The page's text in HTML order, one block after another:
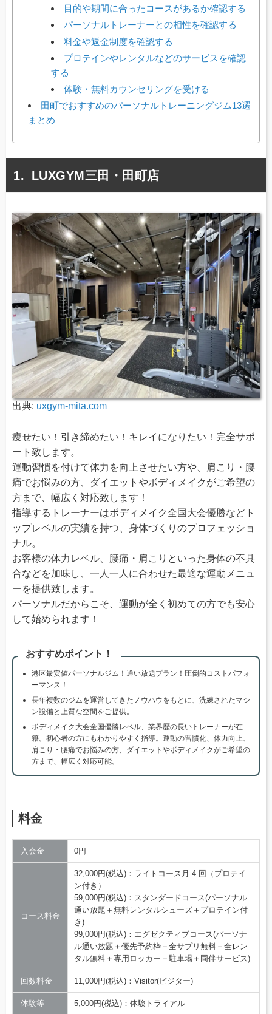
目的や期間に合ったコースがあるか確認する
パーソナルトレーナーとの相性を確認する
料金や返金制度を確認する
プロテインやレンタルなどのサービスを確認
する
体験・無料カウンセリングを受ける
田町でおすすめのパーソナルトレーニングジム13選
まとめ
LUXGYM三田・田町店
出典: uxgym-mita.com
痩せたい！引き締めたい！キレイになりたい！完全サポ
ート致します。
運動習慣を付けて体力を向上させたい方や、肩こり・腰
痛でお悩みの方、ダイエットやボディメイクがご希望の
方まで、幅広く対応致します！
指導するトレーナーはボディメイク全国大会優勝などト
ップレベルの実績を持つ、身体づくりのプロフェッショ
ナル。
お客様の体力レベル、腰痛・肩こりといった身体の不具
合などを加味し、一人一人に合わせた最適な運動メニュ
ーを提供致します。
パーソナルだからこそ、運動が全く初めての方でも安心
して始められます！
おすすめポイント！
港区最安値パーソナルジム！通い放題プラン！圧倒的コストパフォ
ーマンス！
長年複数のジムを運営してきたノウハウをもとに、洗練されたマシ
ン設備と上質な空間をご提供。
ボディメイク大会全国優勝レベル、業界歴の長いトレーナーが在
籍。初心者の方にもわかりやすく指導。運動の習慣化、体力向上、
肩こり・腰痛でお悩みの方、ダイエットやボディメイクがご希望の
方まで、幅広く対応可能。
料金
入会金 0円
コース料金
32,000円(税込)：ライトコース月 4 回（プロテイ
ン付き）
59,000円(税込)：スタンダードコース(パーソナル
通い放題＋無料レンタルシューズ＋プロテイン付
き)
99,000円(税込)：エグゼクティブコース(パーソナ
ル通い放題＋優先予約枠＋全サプリ無料＋全レン
タル無料＋専用ロッカー＋駐車場＋同伴サービス)
回数料金 11,000円(税込)：Visitor(ビジター)
体験等 5,000円(税込)：体験トライアル